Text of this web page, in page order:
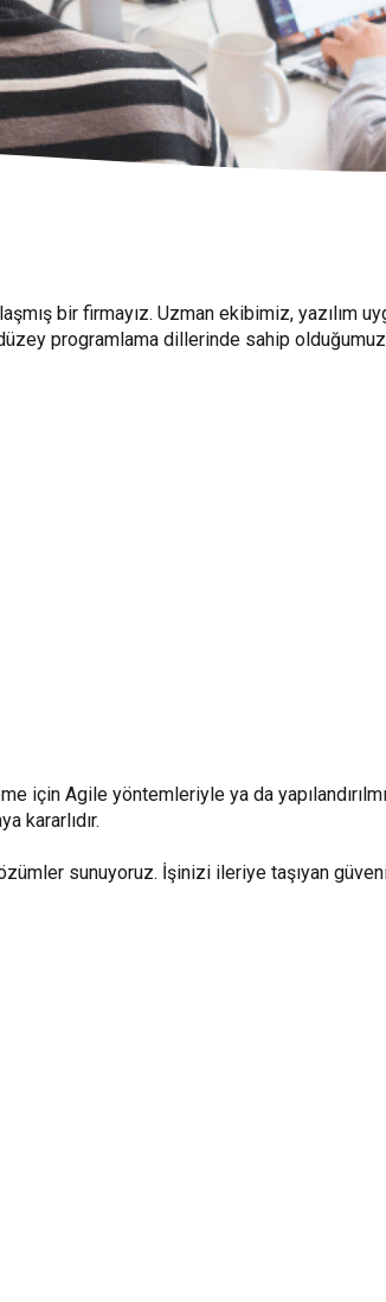
bir firmayız. Uzman ekibimiz, yazılım
programlama dillerinde sahip
için Agile yöntemleriyle ya da
kararlıdır.
sunuyoruz. İşinizi ileriye taşıyan